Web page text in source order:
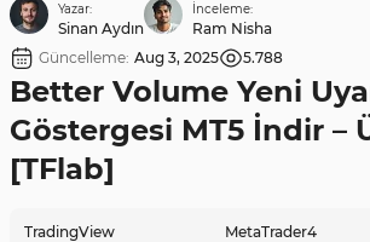
Yazar:
Sinan Aydın
İnceleme:
Ram Nisha
Güncelleme: Aug 3, 2025 5.788
Better Volume Yeni
Göstergesi MT5 İndir –
[TFlab]
TradingView MetaTrader4